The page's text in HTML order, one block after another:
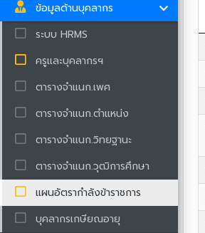
ข้อมูลด้านบุคลากร
ระบบ HRMS
ครูและบุคลากรฯ
ตารางจำแนก.เพศ
ตารางจำแนก.ตำแหน่ง
ตารางจำแนก.วิทยฐานะ
ตารางจำแนก.วุฒิการศึกษา
แผนอัตรากำลังข้าราชการ
บุคลากรเกษียณอายุ